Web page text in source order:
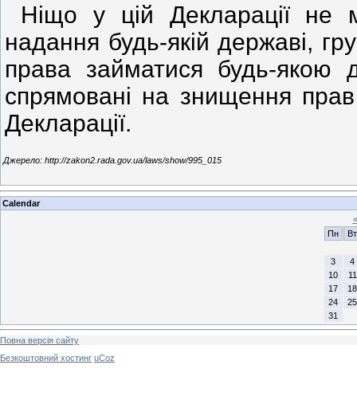
Ніщо у цій Декларації не
надання будь-якій державі,
права займатися будь-якою
спрямовані на знищення
Декларації.
Джерело: http://zakon2.rada.gov.ua/laws/show/995_015
Calendar
«
Пн
Вт
3
4
10
11
17
18
24
25
31
Повна версія сайту
Безкоштовний хостинг uCoz